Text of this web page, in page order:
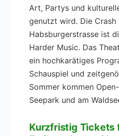
Art, Partys und
genutzt wird. Die Crash
Habsburgerstrasse ist
Harder Music. Das
ein hochkarätiges
Schauspiel und
Sommer kommen
Seepark und am
Kurzfristig Tickets